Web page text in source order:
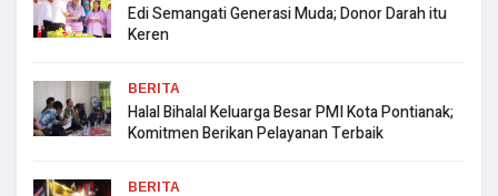
Edi Semangati Generasi Muda; Donor Darah itu
Keren
BERITA
Halal Bihalal Keluarga Besar PMI Kota Pontianak;
Komitmen Berikan Pelayanan Terbaik
BERITA